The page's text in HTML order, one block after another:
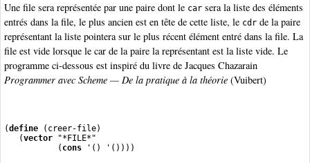
Une file sera représentée par une paire dont le car sera la liste des éléments
entrés dans la file, le plus ancien est en tête de cette liste, le cdr de la paire
représentant la liste pointera sur le plus récent élément entré dans la file. La
file est vide lorsque le car de la paire la représentant est la liste vide. Le
programme ci-dessous est inspiré du livre de Jacques Chazarain
Programmer avec Scheme — De la pratique à la théorie (Vuibert)
(define (creer-file)
   (
vector "*FILE*"
           (
cons '() '())))